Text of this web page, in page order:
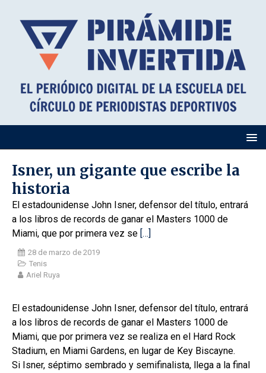
Isner, un gigante que escribe la
historia
El estadounidense John Isner, defensor del título, entrará
a los libros de records de ganar el Masters 1000 de
Miami, que por primera vez se […]
28 de marzo de 2019
Tenis
Ariel Ruya
El estadounidense John Isner, defensor del título, entrará
a los libros de records de ganar el Masters 1000 de
Miami, que por primera vez se realiza en el Hard Rock
Stadium, en Miami Gardens, en lugar de Key Biscayne.
Si Isner, séptimo sembrado y semifinalista, llega a la final